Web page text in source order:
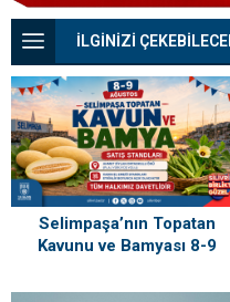
İLGİNİZİ
Selimpaşa’nın Topatan
Kavunu ve Bamyası 8-9
Buluşuyor